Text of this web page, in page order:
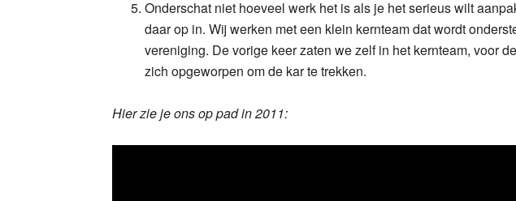
Onderschat niet hoeveel werk het is als je het serieus wilt
daar op in. Wij werken met een klein kernteam dat wordt
vereniging. De vorige keer zaten we zelf in het kernteam, voor
zich opgeworpen om de kar te trekken.
Hier zie je ons op pad in 2011: